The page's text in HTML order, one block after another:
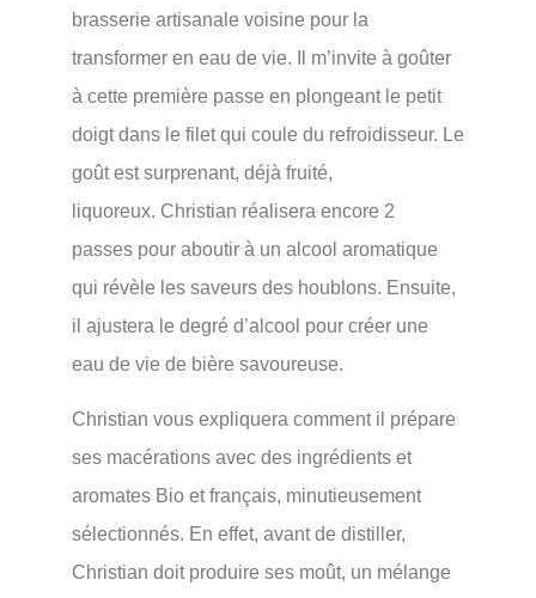
brasserie artisanale voisine pour la
transformer en eau de vie. Il m’invite à goûter
à cette première passe en plongeant le petit
doigt dans le filet qui coule du refroidisseur. Le
goût est surprenant, déjà fruité,
liquoreux. Christian réalisera encore 2
passes pour aboutir à un alcool aromatique
qui révèle les saveurs des houblons. Ensuite,
il ajustera le degré d’alcool pour créer une
eau de vie de bière savoureuse.
Christian vous expliquera comment il prépare
ses macérations avec des ingrédients et
aromates Bio et français, minutieusement
sélectionnés. En effet, avant de distiller,
Christian doit produire ses moût, un mélange